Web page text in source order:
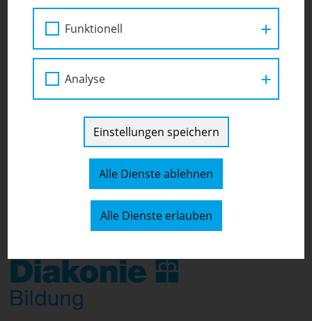
Karlsplatz 14/1 1040 Wien
Auf Karte anzeigen
01/5053179
Funktionell
Analyse
Einstellungen speichern
Alle Dienste ablehnen
Alle Dienste erlauben